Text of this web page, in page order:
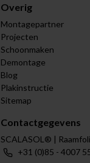
Overig
Montagepartner
Projecten
Schoonmaken
Demontage
Blog
Plakinstructie
Sitemap
Contactgegevens
SCALASOL® |
+31 (0)85 - 4007